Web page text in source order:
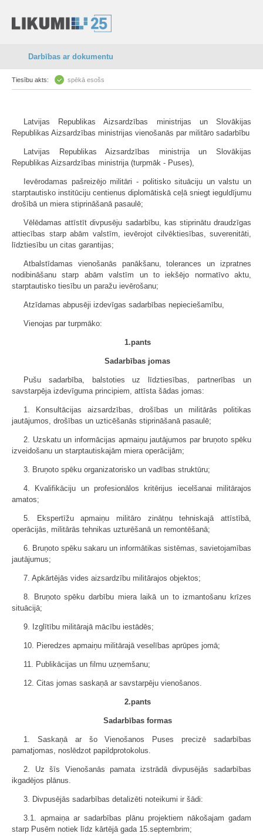
Darbības ar dokumentu
Tiesību akts: spēkā esošs
Latvijas Republikas Aizsardzības ministrijas un Slovākijas
Republikas Aizsardzības ministrijas vienošanās par militāro sadarbību
Latvijas Republikas Aizsardzības ministrija un Slovākijas
Republikas Aizsardzības ministrija (turpmāk - Puses),
Ievērodamas pašreizējo militāri - politisko situāciju un valstu un
starptautisko institūciju centienus diplomātiskā ceļā sniegt ieguldījumu
drošībā un miera stiprināšanā pasaulē;
Vēlēdamas attīstīt divpusēju sadarbību, kas stiprinātu draudzīgas
attiecības starp abām valstīm, ievērojot cilvēktiesības, suverenitāti,
līdztiesību un citas garantijas;
Atbalstīdamas vienošanās panākšanu, tolerances un izpratnes
nodibināšanu starp abām valstīm un to iekšējo normatīvo aktu,
starptautisko tiesību un paražu ievērošanu;
Atzīdamas abpusēji izdevīgas sadarbības nepieciešamību,
Vienojas par turpmāko:
1.pants
Sadarbības jomas
Pušu sadarbība, balstoties uz līdztiesības, partnerības un
savstarpēja izdevīguma principiem, attīsta šādas jomas:
1. Konsultācijas aizsardzības, drošības un militārās politikas
jautājumos, drošības un uzticēšanās stiprināšanā pasaulē;
2. Uzskatu un informācijas apmaiņu jautājumos par bruņoto spēku
izveidošanu un starptautiskajām miera operācijām;
3. Bruņoto spēku organizatorisko un vadības struktūru;
4. Kvalifikāciju un profesionālos kritērijus iecelšanai militārajos
amatos;
5. Ekspertīžu apmaiņu militāro zinātņu tehniskajā attīstībā,
operācijās, militārās tehnikas uzturēšanā un remontēšanā;
6. Bruņoto spēku sakaru un informātikas sistēmas, savietojamības
jautājumus;
7. Apkārtējās vides aizsardzību militārajos objektos;
8. Bruņoto spēku darbību miera laikā un to izmantošanu krīzes
situācijā;
9. Izglītību militārajā mācību iestādēs;
10. Pieredzes apmaiņu militārajā veselības aprūpes jomā;
11. Publikācijas un filmu uzņemšanu;
12. Citas jomas saskaņā ar savstarpēju vienošanos.
2.pants
Sadarbības formas
1. Saskaņā ar šo Vienošanos Puses precizē sadarbības
pamatjomas, noslēdzot papildprotokolus.
2. Uz šīs Vienošanās pamata izstrādā divpusējās sadarbības
ikgadējos plānus.
3. Divpusējās sadarbības detalizēti noteikumi ir šādi:
3.1. apmaiņa ar sadarbības plānu projektiem nākošajam gadam
starp Pusēm notiek līdz kārtējā gada 15.septembrim;